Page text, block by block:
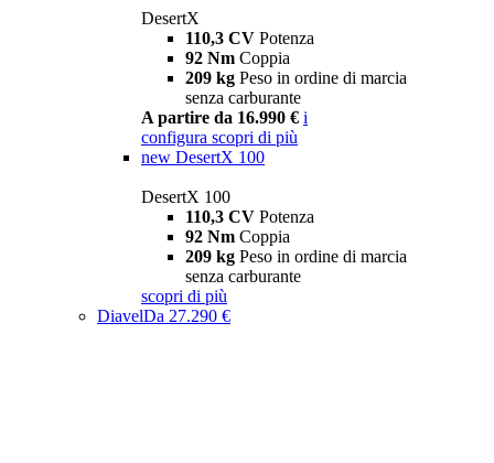
DesertX
110,3 CV Potenza
92 Nm Coppia
209 kg Peso in ordine di marcia
senza carburante
A partire da 16.990 € i
configura scopri di più
new DesertX 100
DesertX 100
110,3 CV Potenza
92 Nm Coppia
209 kg Peso in ordine di marcia
senza carburante
scopri di più
DiavelDa 27.290 €